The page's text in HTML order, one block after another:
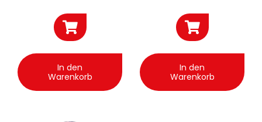
In den
Warenkorb
In den
Warenkorb